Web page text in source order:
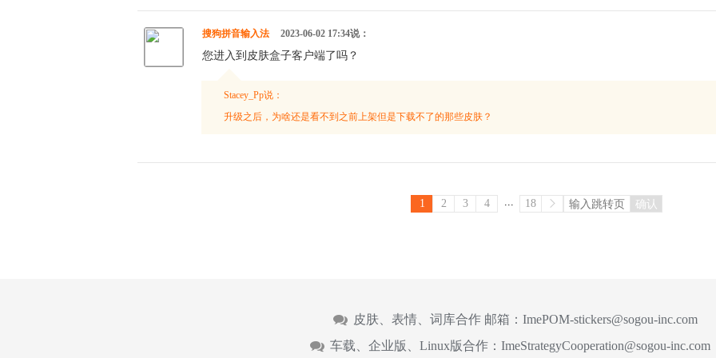
搜狗拼音输入法 2023-06-02 17:34说：
您进入到皮肤盒子客户端了吗？
Stacey_Pp说：
升级之后，为啥还是看不到之前上架但是下载不了的那些皮肤？
1 2 3 4 ... 18 确认
皮肤、表情、词库合作 邮箱： ImePOM-stickers@sogou-inc.com
车载、企业版、Linux版合作： ImeStrategyCooperation@sogou-inc.com